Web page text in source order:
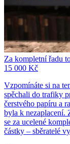
Za kompletní řadu
15 000 Kč
Vzpomínáte si na
spěchali do trafiky
čerstvého papíru a
byla k nezaplacení.
se za ucelené
částky – sběratelé